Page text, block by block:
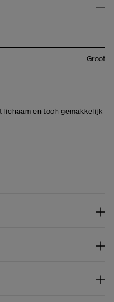
Groot
lichaam en toch gemakkelijk